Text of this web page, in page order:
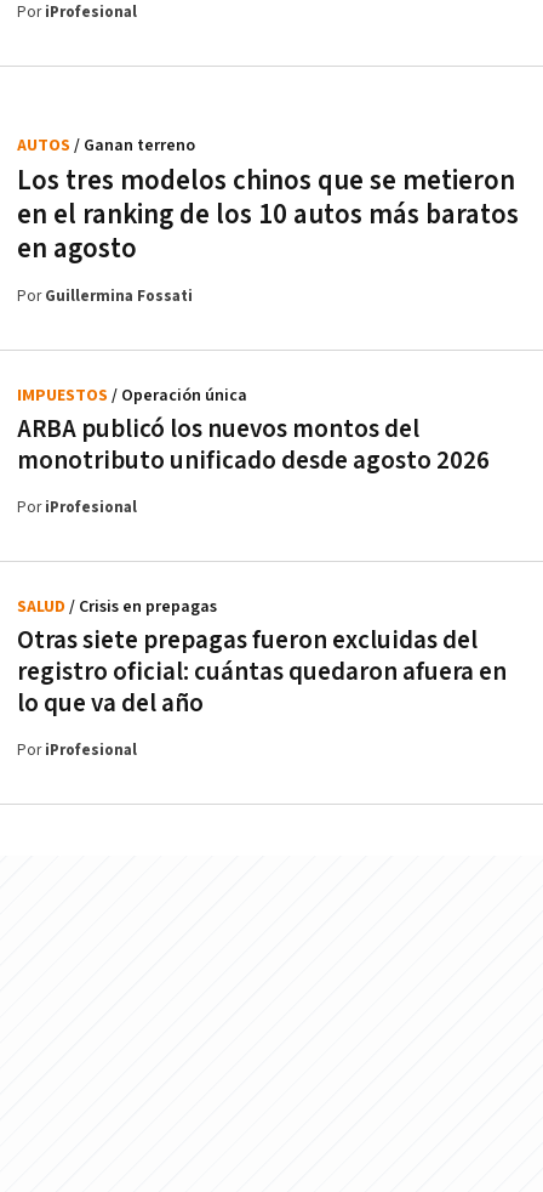
PoriProfesional
Los tres modelos chinos que se metieron
en el ranking de los 10 autos más baratos
en agosto
AUTOS / Ganan terreno
PorGuillermina Fossati
ARBA publicó los nuevos montos del
monotributo unificado desde agosto 2026
IMPUESTOS / Operación única
PoriProfesional
Otras siete prepagas fueron excluidas del
registro oficial: cuántas quedaron afuera en
lo que va del año
SALUD / Crisis en prepagas
PoriProfesional